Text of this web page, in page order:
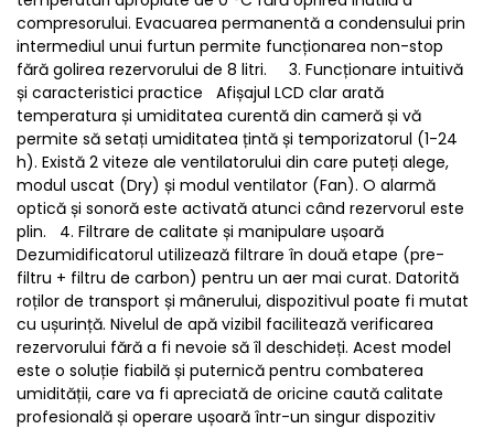
compresorului. Evacuarea permanentă a condensului prin
intermediul unui furtun permite funcționarea non-stop
fără golirea rezervorului de 8 litri. 3. Funcționare intuitivă
și caracteristici practice Afișajul LCD clar arată
temperatura și umiditatea curentă din cameră și vă
permite să setați umiditatea țintă și temporizatorul (1-24
h). Există 2 viteze ale ventilatorului din care puteți alege,
modul uscat (Dry) și modul ventilator (Fan). O alarmă
optică și sonoră este activată atunci când rezervorul este
plin. 4. Filtrare de calitate și manipulare ușoară
Dezumidificatorul utilizează filtrare în două etape (pre-
filtru + filtru de carbon) pentru un aer mai curat. Datorită
roților de transport și mânerului, dispozitivul poate fi mutat
cu ușurință. Nivelul de apă vizibil facilitează verificarea
rezervorului fără a fi nevoie să îl deschideți. Acest model
este o soluție fiabilă și puternică pentru combaterea
umidității, care va fi apreciată de oricine caută calitate
profesională și operare ușoară într-un singur dispozitiv